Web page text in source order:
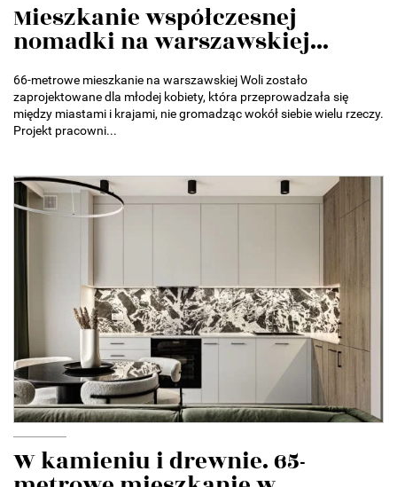
Mieszkanie współczesnej
nomadki na warszawskiej...
66-metrowe mieszkanie na warszawskiej Woli zostało
zaprojektowane dla młodej kobiety, która przeprowadzała się
między miastami i krajami, nie gromadząc wokół siebie wielu rzeczy.
Projekt pracowni...
W kamieniu i drewnie. 65-